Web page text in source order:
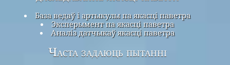
База ведаў і артыкулы па якасці паветра
Эксперымент па якасці паветра
Аналіз датчыкаў якасці паветра
Часта задаюць пытанні